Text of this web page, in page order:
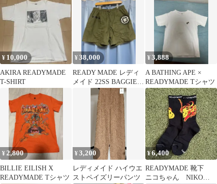
ラック
¥ 10,000
AKIRA READYMADE
T-SHIRT
¥38,000
READY MADE レディ
メイド 22SS BAGGIES
¥3,888
A BATHING APE ×
READYMADE Tシャツ
¥ 2,800
BILLIE EILISH X
READYMADE Tシャツ
¥3,200
レディメイド ハイウエ
ストペイズリーパンツ
¥6,400
READYMADE 靴下
ニコちゃん NIKO